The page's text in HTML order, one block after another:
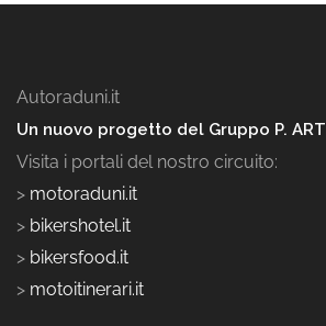
Autoraduni.it
Un nuovo progetto del Gruppo P. ART
Visita i portali del nostro circuito:
> motoraduni.it
> bikershotel.it
> bikersfood.it
> motoitinerari.it